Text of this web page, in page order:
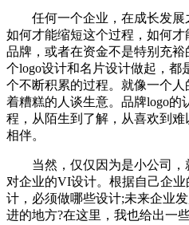
任何一个企业，在成长发展
如何才能缩短这个过程，如何
品牌，或者在资金不是特别充
个logo设计和名片设计做起，都
个不断积累的过程。就像一个
着糟糕的人谈生意。品牌logo的
程，从陌生到了解，从喜欢到
相伴。
当然，仅仅因为是小公司，
对企业的VI设计。根据自己企
计，必须做哪些设计;未来企业
进的地方?在这里，我也给出一